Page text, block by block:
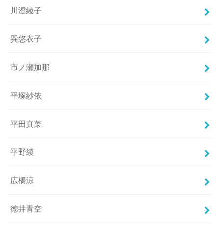
川澄綾子
巽悠衣子
市ノ瀬加那
平塚紗依
平田真菜
平野綾
広橋涼
徳井青空